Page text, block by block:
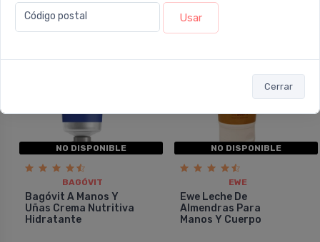
Código postal Usar
Cerrar
NO DISPONIBLE
BAGÓVIT
Bagóvit A Manos Y
Uñas Crema Nutritiva
Hidratante
10%OFF
NO DISPONIBLE
EWE
Ewe Leche De
Almendras Para
Manos Y Cuerpo